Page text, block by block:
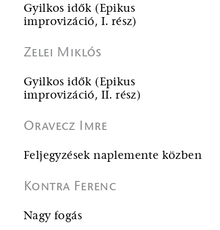
Gyilkos idők (Epikus
improvizáció, I. rész)
Zelei Miklós
Gyilkos idők (Epikus
improvizáció, II. rész)
Oravecz Imre
Feljegyzések naplemente közben
Kontra Ferenc
Nagy fogás